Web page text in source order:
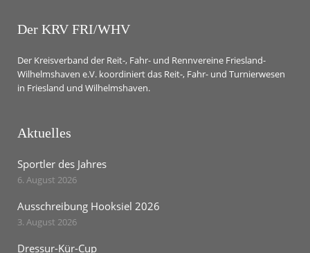
Der KRV FRI/WHV
Der Kreisverband der Reit-, Fahr- und Rennvereine Friesland-
Wilhelmshaven e.V. koordiniert das Reit-, Fahr- und Turnierwesen
in Friesland und Wilhelmshaven.
Aktuelles
Sportler des Jahres
6. August 2026
Ausschreibung Hooksiel 2026
3. August 2026
Dressur-Kür-Cup